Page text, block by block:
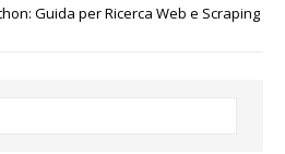
Guida per Ricerca Web e Scraping